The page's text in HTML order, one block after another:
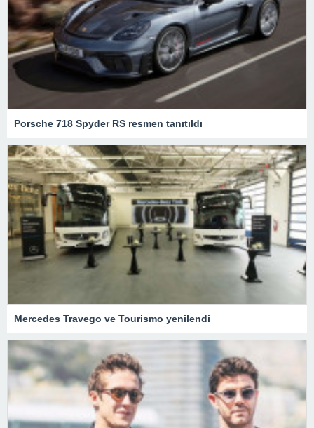
Porsche 718 Spyder RS resmen tanıtıldı
Mercedes Travego ve Tourismo yenilendi